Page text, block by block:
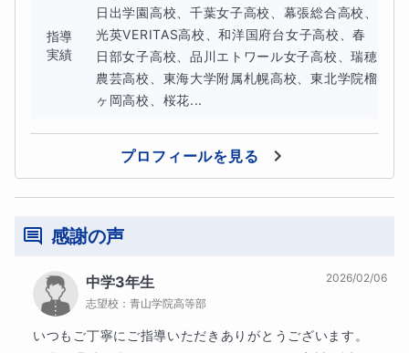
数学は、解き方のコツを掴み、「自分で解けた！」という
楽しさを知ることで、劇的に伸びる教科です。
この夏、一緒に「数学が得意科目」と言える自分を目指し
お気軽にお問い合わせくださいませ！
指導
実績
日出学園高校、千葉女子高校、幕張総合高校、
光英VERITAS高校、和洋国府台女子高校、春
日部女子高校、品川エトワール女子高校、瑞穂
農芸高校、東海大学附属札幌高校、東北学院榴
ヶ岡高校、桜花...
プロフィールを見る
感謝の声
中学3年生
志望校： 青山学院高等部
2026/02/06
いつもご丁寧にご指導いただきありがとうございます。